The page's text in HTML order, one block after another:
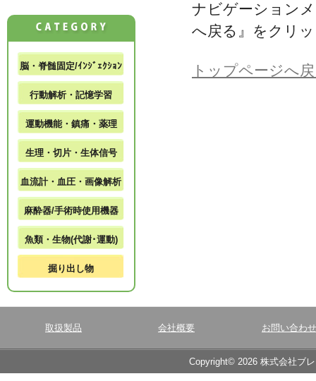
ナビゲーション
へ戻る』をクリ
トップページへ
脳・脊髄固定/ｲﾝｼﾞｪｸｼｮﾝ
行動解析・記憶学習
運動機能・鎮痛・薬理
生理・切片・生体信号
血流計・血圧・画像解析
麻酔器/手術時使用機器
魚類・生物(代謝･運動)
掘り出し物
取扱製品 会社概要 お問い合わせ
Copyright© 2026 株式会社ブ